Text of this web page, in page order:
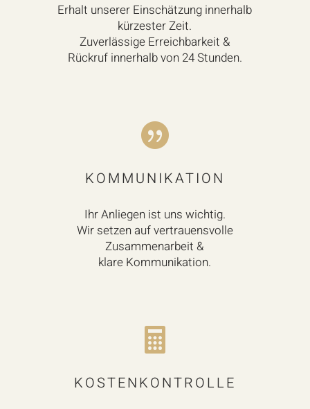
Erhalt unserer Einschätzung innerhalb
kürzester Zeit.
Zuverlässige Erreichbarkeit &
Rückruf innerhalb von 24 Stunden.

KOMMUNIKATION
Ihr Anliegen ist uns wichtig.
Wir setzen auf vertrauensvolle
Zusammenarbeit &
klare Kommunikation.

KOSTENKONTROLLE